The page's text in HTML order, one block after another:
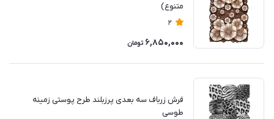
متنوع)
2
6,850,000 تومان
فرش زرباف سه بعدی پرزبلند طرح پوستی زمینه
طوسی